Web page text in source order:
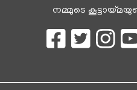
നമ്മുടെ